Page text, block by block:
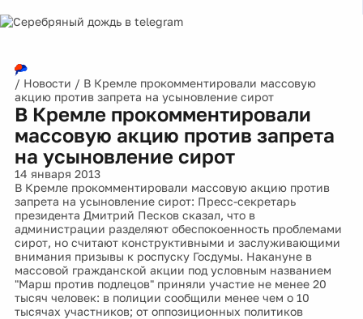
/ Новости / В Кремле прокомментировали массовую
акцию против запрета на усыновление сирот
В Кремле прокомментировали
массовую акцию против запрета
на усыновление сирот
14 января 2013
В Кремле прокомментировали массовую акцию против
запрета на усыновление сирот: Пресс-секретарь
президента Дмитрий Песков сказал, что в
администрации разделяют обеспокоенность проблемами
сирот, но считают конструктивными и заслуживающими
внимания призывы к роспуску Госдумы. Накануне в
массовой гражданской акции под условным названием
"Марш против подлецов" приняли участие не менее 20
тысяч человек: в полиции сообщили менее чем о 10
тысячах участников; от оппозиционных политиков